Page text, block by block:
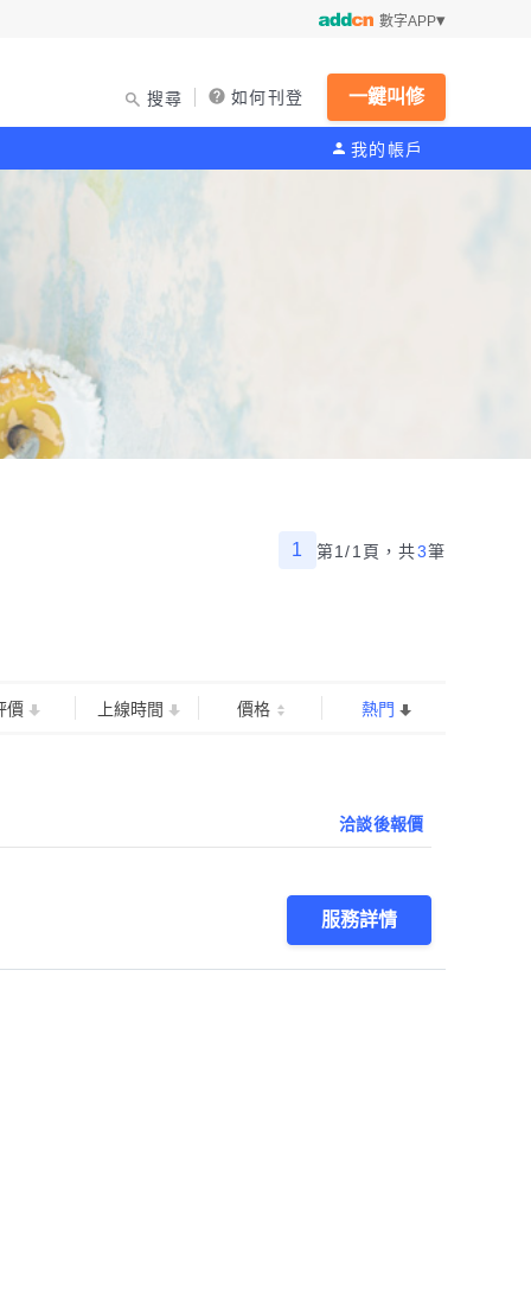
數字APP
搜尋 如何刊登 一鍵叫修
我的帳戶
1 第1/1頁，共3筆
價 上線時間 價格 熱門
洽談後報價
服務詳情